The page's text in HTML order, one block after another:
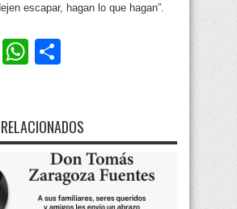
escapar, hagan lo que hagan”.
TwitterWhatsApp